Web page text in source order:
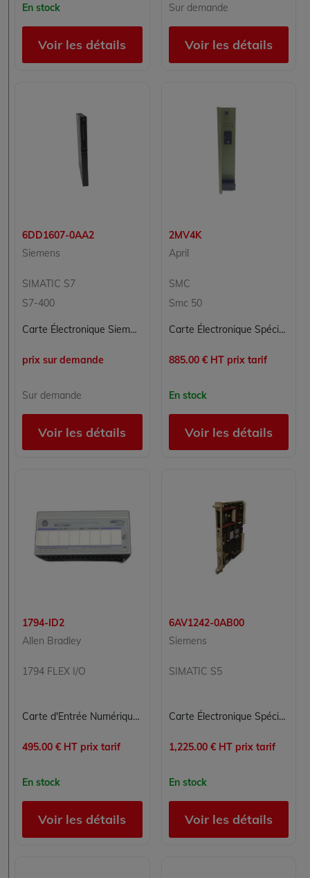
En stock
Voir les détails
Sur demande
Voir les détails
6DD1607-0AA2
Siemens
SIMATIC S7
S7-400
Carte Électronique Siemens 6DD1607-0AA2 pour Automatisation Industrielle
prix sur demande
Sur demande
Voir les détails
2MV4K
April
SMC
Smc 50
Carte Électronique Spécialisée APRIL 2MV4K pour Contrôle Commande
885.00 € HT prix tarif
En stock
Voir les détails
1794-ID2
Allen Bradley
1794 FLEX I/O
Carte d'Entrée Numérique Allen Bradley 1794-ID2 pour Contrôle Industriel
495.00 € HT prix tarif
En stock
Voir les détails
6AV1242-0AB00
Siemens
SIMATIC S5
Carte Électronique Spécialisée SIEMENS 6AV1242-0AB00 pour Contrôle Commande
1,225.00 € HT prix tarif
En stock
Voir les détails